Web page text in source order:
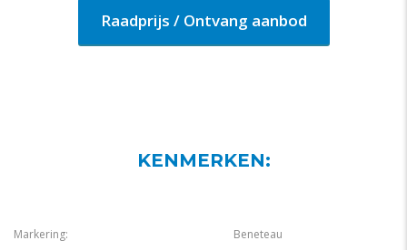
Raadprijs / Ontvang aanbod
KENMERKEN:
Markering: Beneteau